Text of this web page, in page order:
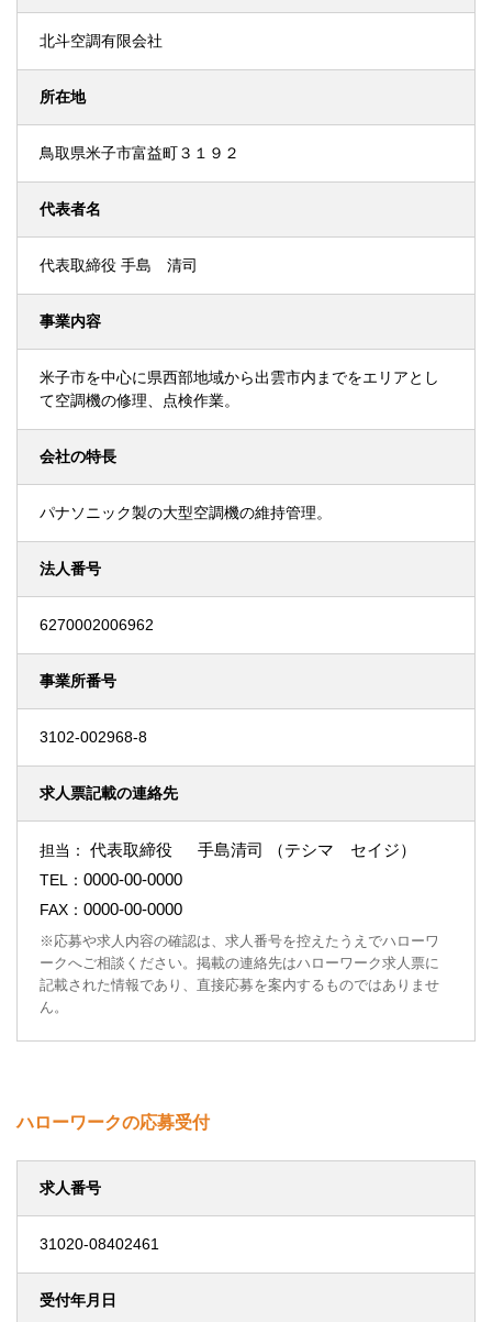
北斗空調有限会社
所在地
鳥取県米子市富益町３１９２
代表者名
代表取締役 手島 清司
事業内容
米子市を中心に県西部地域から出雲市内までをエリアとし
て空調機の修理、点検作業。
会社の特長
パナソニック製の大型空調機の維持管理。
法人番号
6270002006962
事業所番号
3102-002968-8
求人票記載の連絡先
担当： 代表取締役 手島清司 （テシマ セイジ）
TEL： 0000-00-0000
FAX： 0000-00-0000
※応募や求人内容の確認は、求人番号を控えたうえでハローワ
ークへご相談ください。掲載の連絡先はハローワーク求人票に
記載された情報であり、直接応募を案内するものではありませ
ん。
ハローワークの応募受付
求人番号
31020-08402461
受付年月日